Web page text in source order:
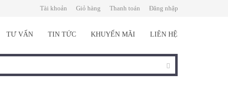
Tài khoản Giỏ hàng Thanh toán Đăng nhập
TƯ VẤN TIN TỨC KHUYẾN MÃI LIÊN HỆ